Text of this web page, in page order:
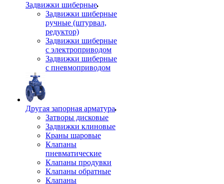
Задвижки шиберные
Задвижки шиберные
ручные (штурвал,
редуктор)
Задвижки шиберные
с электроприводом
Задвижки шиберные
с пневмоприводом
Другая запорная арматура
Затворы дисковые
Задвижки клиновые
Краны шаровые
Клапаны
пневматические
Клапаны продувки
Клапаны обратные
Клапаны